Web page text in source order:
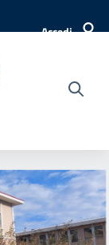
Accedi